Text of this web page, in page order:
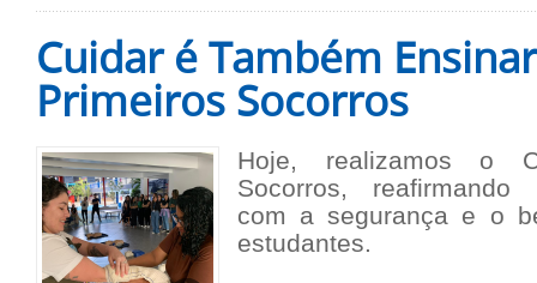
Cuidar é Também
Primeiros Socorros
Hoje, realizamos o
Socorros, reafirmando
com a segurança e o
estudantes.